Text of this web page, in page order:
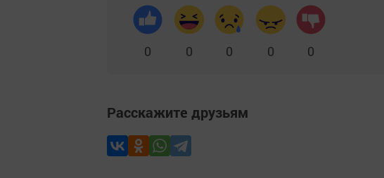
0 0 0 0 0
Расскажите друзьям